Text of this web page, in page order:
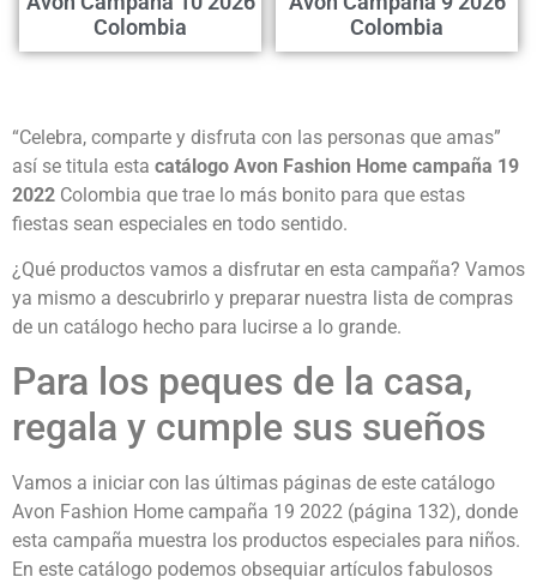
Colombia
Colombia
“Celebra, comparte y disfruta con las personas que amas”
así se titula esta catálogo Avon Fashion Home campaña 19
2022 Colombia que trae lo más bonito para que estas
fiestas sean especiales en todo sentido.
¿Qué productos vamos a disfrutar en esta campaña? Vamos
ya mismo a descubrirlo y preparar nuestra lista de compras
de un catálogo hecho para lucirse a lo grande.
Para los peques de la casa,
regala y cumple sus sueños
Vamos a iniciar con las últimas páginas de este catálogo
Avon Fashion Home campaña 19 2022 (página 132), donde
esta campaña muestra los productos especiales para niños.
En este catálogo podemos obsequiar artículos fabulosos